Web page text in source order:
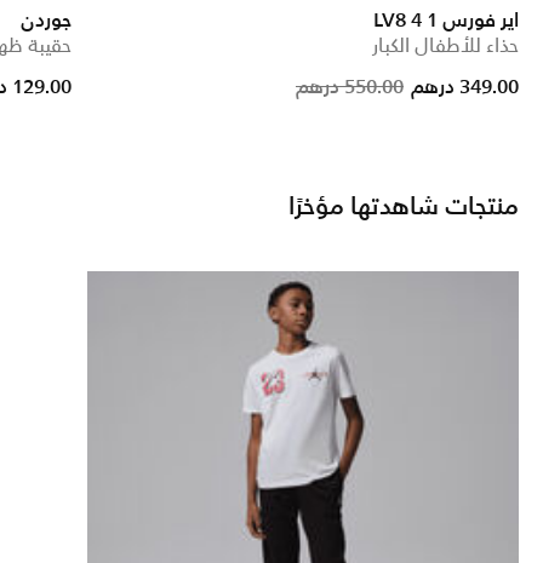
اير فورس 1 LV8 4
حذاء للأطفال الكبار
Price
550.00 درهم to
349.00 درهم
جوردن
حقيبة ظهر
from
129.00 درهم
منتجات شاهدتها مؤخرًا